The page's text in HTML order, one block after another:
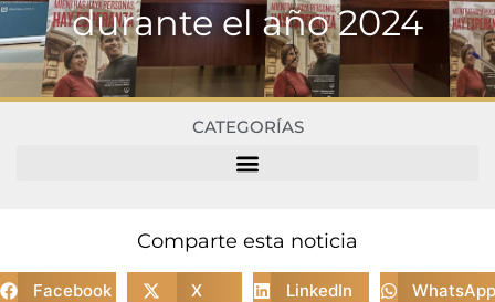
durante el año 2024
CATEGORÍAS
Comparte esta noticia
Facebook X LinkedIn WhatsApp